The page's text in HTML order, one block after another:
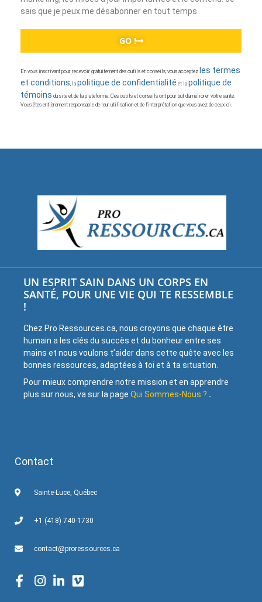
sais que je peux me désabonner en tout temps.
GO !
En vous inscrivant pour recevoir gratuitement des outils et conseils, vous acceptez les termes
et conditions, la politique de confidentialité et la politique de
témoins du site et de la plateforme. Ces outils et conseils ont pour but d’améliorer votre santé.
Vous êtes entièrement responsable de leur utilisation et de l’interprétation que vous avez de ceux-ci.
UN ESPRIT SAIN DANS UN CORPS EN
SANTÉ, POUR UNE VIE QUI TE RESSEMBLE
!
Chez Pro Ressources.ca, nous croyons que chaque être
humain a les clés du succès et du bonheur entre ses
mains et nous voulons t’aider dans cette quête avec les
bonnes ressources, adaptées à toi et à ta situation.
Pour mieux comprendre notre mission et en apprendre
plus sur nous, va sur la page Qui Sommes-Nous ? .
Contact
Sainte-Luce, Québec
+1 (418) 740-1730
contact@proressources.ca